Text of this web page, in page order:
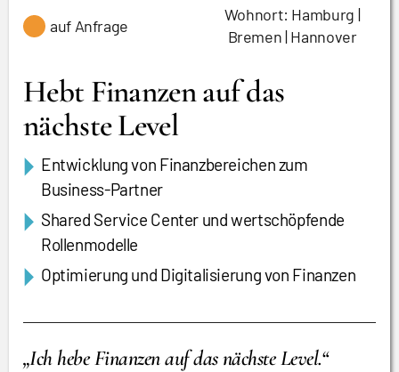
auf Anfrage
Wohnort: Hamburg |
Bremen | Hannover
Hebt Finanzen auf das
nächste Level
Entwicklung von Finanzbereichen zum
Business-Partner
Shared Service Center und wertschöpfende
Rollenmodelle
Optimierung und Digitalisierung von Finanzen
„Ich hebe Finanzen auf das nächste Level.“